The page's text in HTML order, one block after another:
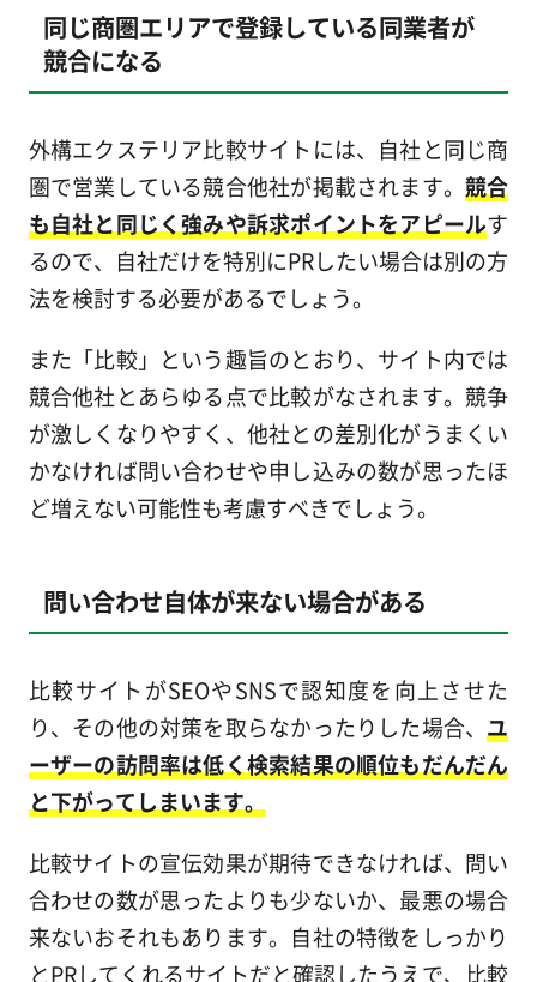
同じ商圏エリアで登録している同業者が
競合になる
外構エクステリア比較サイトには、自社と同じ商
圏で営業している競合他社が掲載されます。 競合
も自社と同じく強みや訴求ポイントをアピールす
るので、自社だけを特別にPRしたい場合は別の方
法を検討する必要があるでしょう。
また「比較」という趣旨のとおり、サイト内では
競合他社とあらゆる点で比較がなされます。競争
が激しくなりやすく、他社との差別化がうまくい
かなければ問い合わせや申し込みの数が思ったほ
ど増えない可能性も考慮すべきでしょう。
問い合わせ自体が来ない場合がある
比較サイトがSEOやSNSで認知度を向上させた
り、その他の対策を取らなかったりした場合、ユ
ーザーの訪問率は低く検索結果の順位もだんだん
と下がってしまいます。
比較サイトの宣伝効果が期待できなければ、問い
合わせの数が思ったよりも少ないか、最悪の場合
来ないおそれもあります。自社の特徴をしっかり
とPRしてくれるサイトだと確認したうえで、比較